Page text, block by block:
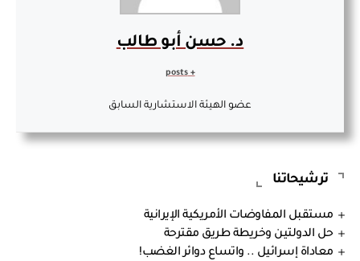
د. حسن أبو طالب
عضو الهيئة الاستشارية السابق
ترشيحاتنا
مستقبل المفاوضات الأمريكية الإيرانية
حل الدولتين وخريطة طريق مقترحة
معاداة إسرائيل .. واتساع دوائر الغضب!